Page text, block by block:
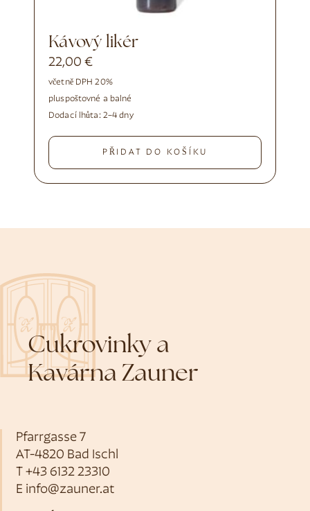
Kávový likér
22,00€
včetně DPH 20%
pluspoštovné a balné
Dodací lhůta: 2–4 dny
PŘIDAT DO KOŠÍKU
Cukrovinky a
Kavárna Zauner
Pfarrgasse 7
AT-4820 Bad Ischl
T +43 6132 23310
E info@zauner.at